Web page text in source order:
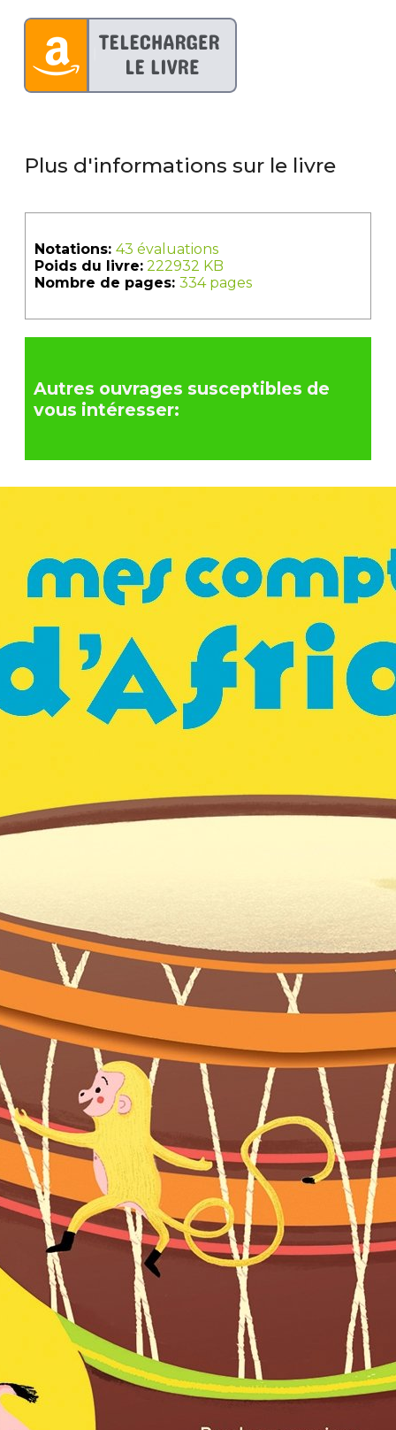
Plus d'informations sur le livre
Notations: 43 évaluations
Poids du livre: 222932 KB
Nombre de pages: 334 pages
Autres ouvrages susceptibles de
vous intéresser: